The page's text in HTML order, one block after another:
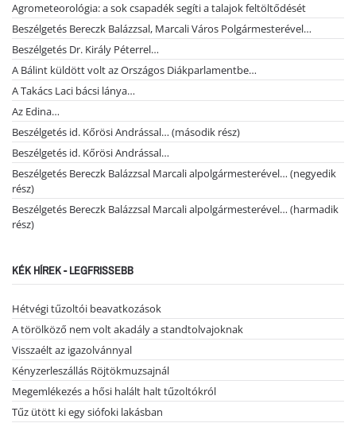
Agrometeorológia: a sok csapadék segíti a talajok feltöltődését
Beszélgetés Bereczk Balázzsal, Marcali Város Polgármesterével…
Beszélgetés Dr. Király Péterrel…
A Bálint küldött volt az Országos Diákparlamentbe…
A Takács Laci bácsi lánya…
Az Edina…
Beszélgetés id. Kőrösi Andrással… (második rész)
Beszélgetés id. Kőrösi Andrással…
Beszélgetés Bereczk Balázzsal Marcali alpolgármesterével… (negyedik
rész)
Beszélgetés Bereczk Balázzsal Marcali alpolgármesterével… (harmadik
rész)
KÉK HÍREK - LEGFRISSEBB
Hétvégi tűzoltói beavatkozások
A törölköző nem volt akadály a standtolvajoknak
Visszaélt az igazolvánnyal
Kényzerleszállás Röjtökmuzsajnál
Megemlékezés a hősi halált halt tűzoltókról
Tűz ütött ki egy siófoki lakásban